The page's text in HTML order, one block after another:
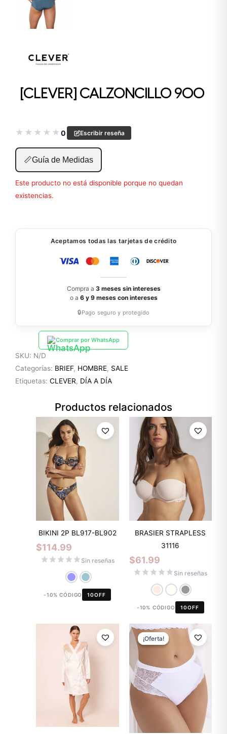
[CLEVER] CALZONCILLO 900
★ ★ ★ ★ ★0 Escribir reseña
📏Guía de Medidas
Este producto no está disponible porque no quedan
existencias.
Aceptamos todas las tarjetas de crédito
Compra a 3 meses sin intereses
o a 6 y 9 meses con intereses
🔒Pago seguro y protegido
Comprar por WhatsApp
SKU: N/D
Categorías: BRIEF, HOMBRE, SALE
Etiquetas: CLEVER, DÍA A DÍA
Productos relacionados
BIKINI 2P BL917-BL902
$114.99
Sin reseñas
-10% CÓDIGO 10OFF
BRASIER STRAPLESS
31116
$61.99
Sin reseñas
-10% CÓDIGO 10OFF
¡Oferta!
¡Oferta!
El
precio
original
$11.99.
El
precio
actual
es:
$8.39.